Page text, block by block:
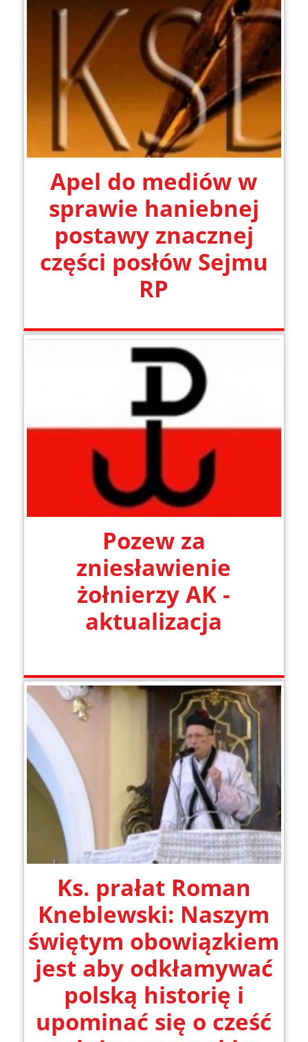
Apel do mediów w
sprawie haniebnej
postawy znacznej
części posłów Sejmu
RP
Pozew za
zniesławienie
żołnierzy AK -
aktualizacja
Ks. prałat Roman
Kneblewski: Naszym
świętym obowiązkiem
jest aby odkłamywać
polską historię i
upominać się o cześć